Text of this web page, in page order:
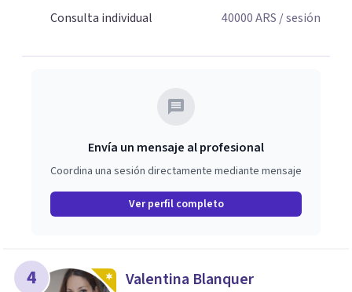
Consulta individual
40000ARS / sesión
Envía un mensaje al profesional
Coordina una sesión directamente mediante mensaje
Ver perfil completo
4 Valentina Blanquer